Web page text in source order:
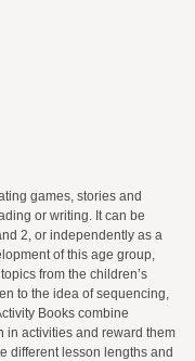
games, stories and
or writing. It can be
2, or independently as a
of this age group,
from the children’s
to the idea of sequencing,
Books combine
in activities and reward them
different lesson lengths and